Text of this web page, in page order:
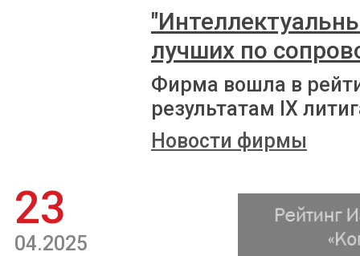
лучших по
Фирма вошла в
результатам IX
Новости фирмы
23
04.2025